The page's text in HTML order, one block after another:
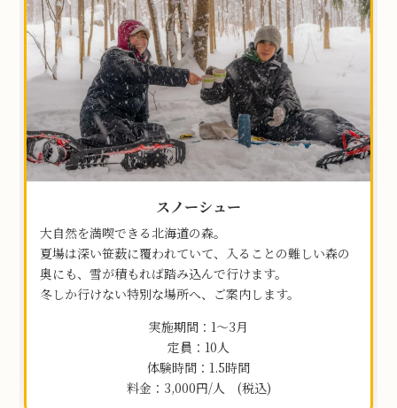
スノーシュー
大自然を満喫できる北海道の森。
夏場は深い笹薮に覆われていて、入ることの難しい森の
奥にも、雪が積もれば踏み込んで行けます。
冬しか行けない特別な場所へ、ご案内します。
実施期間：1～3月
定員：10人
体験時間：1.5時間
料金：3,000円/人 (税込)